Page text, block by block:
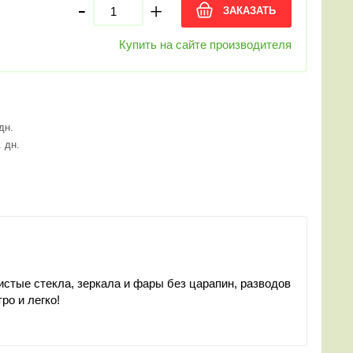
- + ЗАКАЗАТЬ
Купить на сайте производителя
дн.
стекла, зеркала и фары без царапин, разводов
и легко!